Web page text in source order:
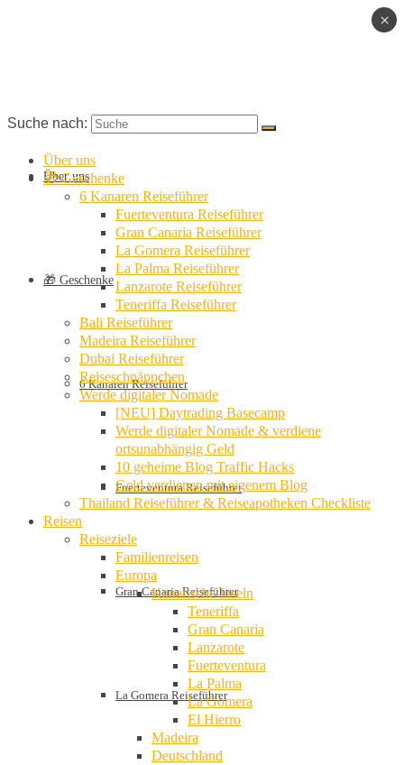
Über uns
🎁 Geschenke
6 Kanaren Reiseführer
Fuerteventura Reiseführer
Gran Canaria Reiseführer
La Gomera Reiseführer
Suche nach:
Über uns
🎁 Geschenke
6 Kanaren Reiseführer
Fuerteventura Reiseführer
Gran Canaria Reiseführer
La Gomera Reiseführer
La Palma Reiseführer
Lanzarote Reiseführer
Teneriffa Reiseführer
Bali Reiseführer
Madeira Reiseführer
Dubai Reiseführer
Reiseschnäppchen
Werde digitaler Nomade
[NEU] Daytrading Basecamp
Werde digitaler Nomade & verdiene
ortsunabhängig Geld
10 geheime Blog Traffic Hacks
Geld verdienen mit eigenem Blog
Thailand Reiseführer & Reiseapotheken Checkliste
Reisen
Reiseziele
Familienreisen
Europa
Kanarische Inseln
Teneriffa
Gran Canaria
Lanzarote
Fuerteventura
La Palma
La Gomera
El Hierro
Madeira
Deutschland
×